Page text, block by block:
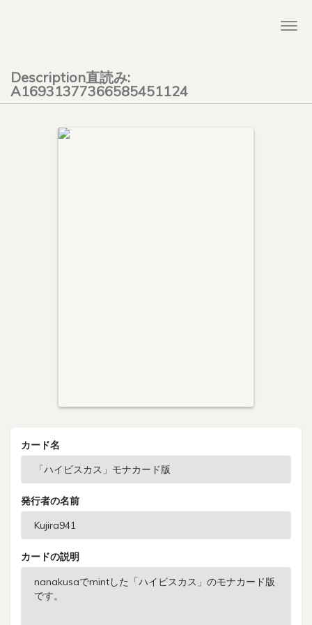
Description直読み:
A16931377366585451124
カード名
発行者の名前
カードの説明